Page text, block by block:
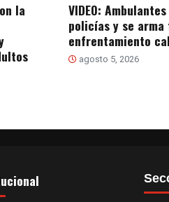
la
VIDEO:
policías y se
enfrentamiento
agosto 5, 2026